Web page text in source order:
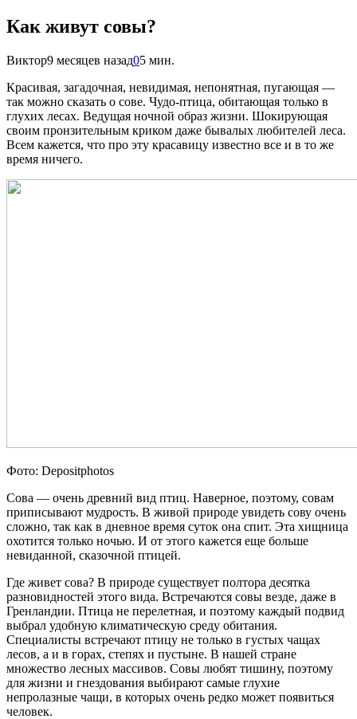
Как живут совы?
Виктор9 месяцев назад05 мин.
Красивая, загадочная, невидимая, непонятная, пугающая —
так можно сказать о сове. Чудо-птица, обитающая только в
глухих лесах. Ведущая ночной образ жизни. Шокирующая
своим пронзительным криком даже бывалых любителей леса.
Всем кажется, что про эту красавицу известно все и в то же
время ничего.
Фото: Depositphotos
Сова — очень древний вид птиц. Наверное, поэтому, совам
приписывают мудрость. В живой природе увидеть сову очень
сложно, так как в дневное время суток она спит. Эта хищница
охотится только ночью. И от этого кажется еще больше
невиданной, сказочной птицей.
Где живет сова? В природе существует полтора десятка
разновидностей этого вида. Встречаются совы везде, даже в
Гренландии. Птица не перелетная, и поэтому каждый подвид
выбрал удобную климатическую среду обитания.
Специалисты встречают птицу не только в густых чащах
лесов, а и в горах, степях и пустыне. В нашей стране
множество лесных массивов. Совы любят тишину, поэтому
для жизни и гнездования выбирают самые глухие
непролазные чащи, в которых очень редко может появиться
человек.